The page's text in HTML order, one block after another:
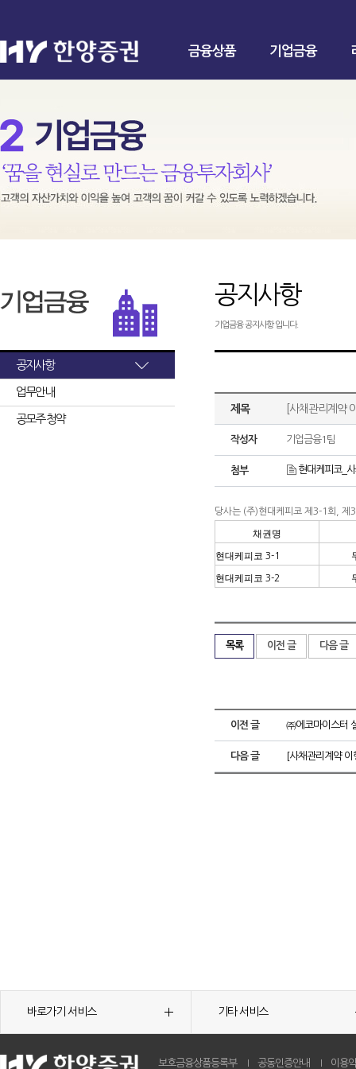
금융상품 기업금융
공지사항
업무안내
공모주 청약
공지사항
기업금융 공지사항 입니다.
제목 [사채관리계약
작성자 기업금융1팀
첨부 현대케피코_
당사는 (주)현대케피코 제 3-1 회 제
채권명
현대케피코 3-1
현대케피코 3-2
목록 이전 글 다음 글
이전 글 ㈜에코마이스터
다음 글 [사채관리계약
바로가기 서비스 기타 서비스
보호금융상품등록부 공동인증안내 이용